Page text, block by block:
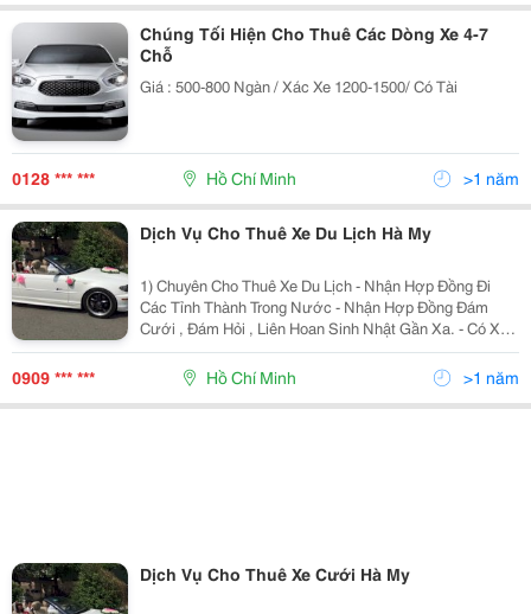
Chúng Tối Hiện Cho Thuê Các Dòng Xe 4-7
Chỗ
Giá : 500-800 Ngàn / Xác Xe 1200-1500/ Có Tài
0128 *** *** Hồ Chí Minh >1 năm
Dịch Vụ Cho Thuê Xe Du Lịch Hà My
1) Chuyên Cho Thuê Xe Du Lịch - Nhận Hợp Đồng Đi
Các Tỉnh Thành Trong Nước - Nhận Hợp Đồng Đám
Cưới , Đám Hỏi , Liên Hoan Sinh Nhật Gần Xa. - Có Xe
Hoa Đời Mới - Nhận Đưa Đón Sân Bay - Hợp Đồng Công
Ty Dài Hạn Va Ngắn Hạn - Tài Xế Nhiệt Tình Vui Vẻ ,
0909 *** *** Hồ Chí Minh >1 năm
Dịch Vụ Cho Thuê Xe Cưới Hà My